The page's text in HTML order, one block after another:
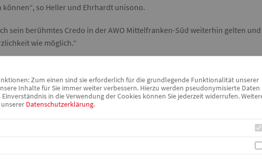
so Heller und Ehrhardt unisono.
sein berühmtes Credo in der AWO Mittelfranken-Süd weiterhin gelten
wie möglich.“
Catering
Über uns/Die AWO
Zum einen sind sie erforderlich für die grundlegende Funktionalität unserer
Inhalte für Sie immer weiter verbessern. Hierzu werden pseudonymisierte Daten
in die Verwendung der Cookies können Sie jederzeit widerrufen.
Datenschutzerklärung.